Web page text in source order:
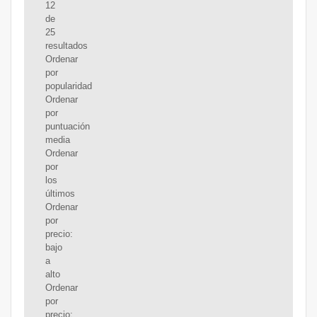
12
de
25
resultados
Ordenar
por
popularidad
Ordenar
por
puntuación
media
Ordenar
por
los
últimos
Ordenar
por
precio:
bajo
a
alto
Ordenar
por
precio: